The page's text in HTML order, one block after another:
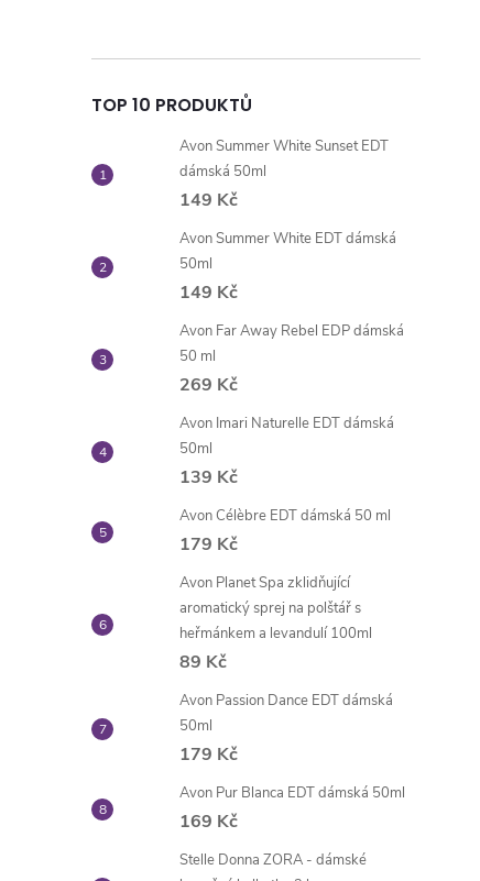
TOP 10 PRODUKTŮ
Avon Summer White Sunset EDT
dámská 50ml
149 Kč
Avon Summer White EDT dámská
50ml
149 Kč
Avon Far Away Rebel EDP dámská
50 ml
269 Kč
Avon Imari Naturelle EDT dámská
50ml
139 Kč
Avon Célèbre EDT dámská 50 ml
179 Kč
Avon Planet Spa zklidňující
aromatický sprej na polštář s
heřmánkem a levandulí 100ml
89 Kč
Avon Passion Dance EDT dámská
50ml
179 Kč
Avon Pur Blanca EDT dámská 50ml
169 Kč
Stelle Donna ZORA - dámské